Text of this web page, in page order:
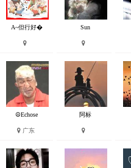
A~但行好� Sun
☮Echose
广东
阿标